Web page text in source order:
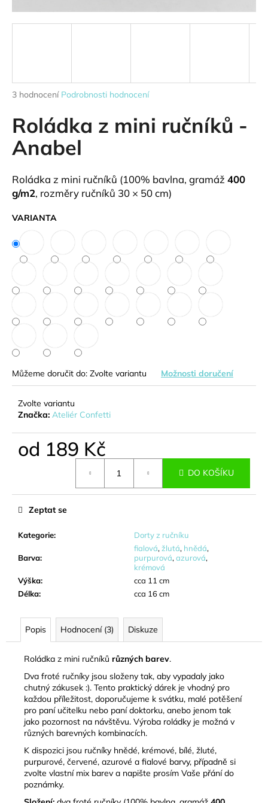
Průměrné
produktu
je
4,0
z
hvězdiček.
3 hodnocení Podrobnosti hodnocení
Roládka z mini ručníků -
Anabel
Roládka z mini ručníků (100% bavlna, gramáž 400
g/m2, rozměry ručníků 30 × 50 cm)
VARIANTA
Můžeme doručit do: Zvolte variantu Možnosti doručení
Zvolte variantu
Značka: Ateliér Confetti
od 189 Kč
DO KOŠÍKU
Kategorie: Dorty z ručníku
Barva:
fialová, žlutá, hnědá,
purpurová, azurová,
krémová
Výška:
cca 11 cm
Délka: cca 16 cm
Zeptat se
Popis Hodnocení (3) Diskuze
Roládka z mini ručníků různých barev.
Dva froté ručníky jsou složeny tak, aby vypadaly jako
chutný zákusek :). Tento praktický dárek je vhodný pro
každou příležitost, doporučujeme k svátku, malé potěšení
pro paní učitelku nebo paní doktorku, anebo jenom tak
jako pozornost na návštěvu. Výroba roládky je možná v
různých barevných kombinacích.
K dispozici jsou ručníky hnědé, krémové, bílé, žluté,
purpurové, červené, azurové a fialové barvy, případně si
zvolte vlastní mix barev a napište prosím Vaše přání do
poznámky.
a
HLEDAT
D
o
p
r
č
u
j
e
m
e
KYTICE
EMILY